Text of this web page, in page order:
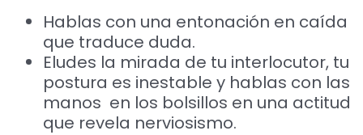
Hablas con una entonación en caída
que traduce duda.
Eludes la mirada de tu interlocutor, tu
postura es inestable y hablas con las
manos en los bolsillos en una actitud
que revela nerviosismo.